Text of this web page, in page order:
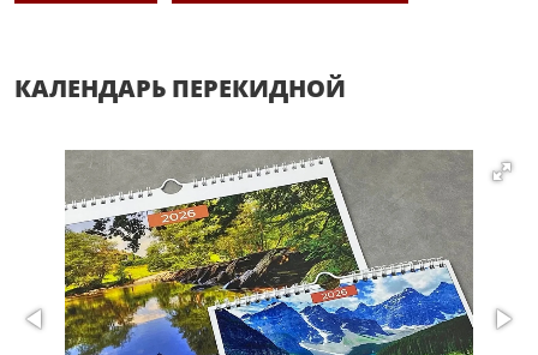
КАЛЕНДАРЬ ПЕРЕКИДНОЙ